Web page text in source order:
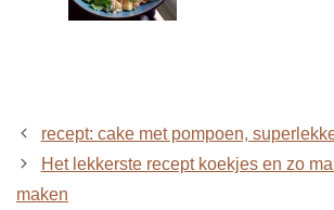
recept: cake met pompoen,
Het lekkerste recept koekjes en zo
maken